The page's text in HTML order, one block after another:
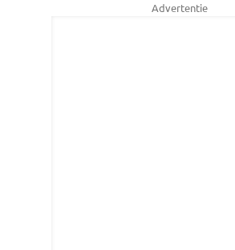
Advertentie